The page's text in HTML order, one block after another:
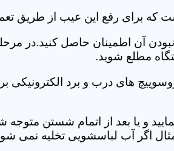
که برای رفع این عیب از طریق
آن اطمینان حاصل کنید.در
مطلع شوید.
های درب و برد
و یا بعد از اتمام شستن
اگر آب لباسشویی تخلیه نمی